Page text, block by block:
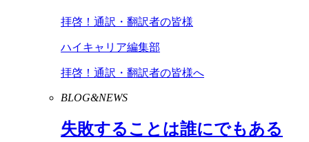
拝啓！通訳・翻訳者の皆様
ハイキャリア編集部
拝啓！通訳・翻訳者の皆様へ
BLOG&NEWS
失敗することは誰にでもある